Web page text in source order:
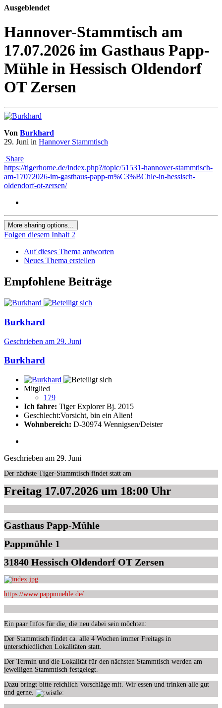
Ausgeblendet
Hannover-Stammtisch am
17.07.2026 im Gasthaus Papp-
Mühle in Hessisch Oldendorf
OT Zersen
Von Burkhard
29. Juni in Hannover Stammtisch
Share
https://tigerhome.de/index.php?/topic/51531-hannover-stammtisch-
am-17072026-im-gasthaus-papp-m%C3%BChle-in-hessisch-
oldendorf-ot-zersen/
More sharing options...
Folgen diesem Inhalt 2
Auf dieses Thema antworten
Neues Thema erstellen
Empfohlene Beiträge
Burkhard
Geschrieben am 29. Juni
Burkhard
Mitglied
179
Ich fahre: Tiger Explorer Bj. 2015
Geschlecht:Vorsicht, bin ein Alien!
Wohnbereich: D-30974 Wennigsen/Deister
Geschrieben am 29. Juni
Der nächste Tiger-Stammtisch findet statt am
Freitag 17.07.2026 um 18:00 Uhr
Gasthaus Papp-Mühle
Pappmühle 1
31840 Hessisch Oldendorf OT Zersen
https://www.pappmuehle.de/
Ein paar Infos für die, die neu dabei sein möchten:
Der Stammtisch findet ca. alle 4 Wochen immer Freitags in
unterschiedlichen Lokalitäten statt.
Der Termin und die Lokalität für den nächsten Stammtisch werden am
jeweiligen Stammtisch festgelegt.
Dazu bringt bitte reichlich Vorschläge mit. Wir essen und trinken alle gut
und gerne.